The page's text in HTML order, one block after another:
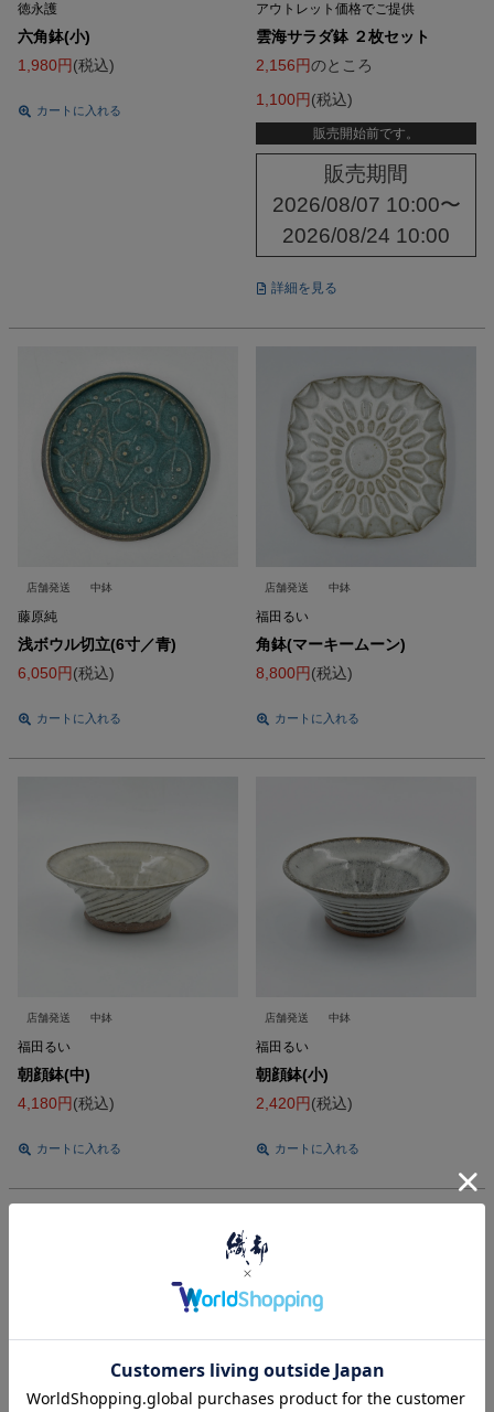
徳永護
六角鉢(小)
1,980
税込
カートに入れる
アウトレット価格でご提供
雲海サラダ鉢 ２枚セット
2,156
のところ
1,100
税込
販売開始前です。
販売期間
2026/08/07 10:00〜
2026/08/24 10:00
詳細を見る
店舗発送 中鉢
藤原純
浅ボウル切立(6寸／青)
6,050
税込
カートに入れる
店舗発送 中鉢
福田るい
角鉢(マーキームーン)
8,800
税込
カートに入れる
店舗発送 中鉢
福田るい
朝顔鉢(中)
4,180
税込
カートに入れる
店舗発送 中鉢
福田るい
朝顔鉢(小)
2,420
税込
カートに入れる